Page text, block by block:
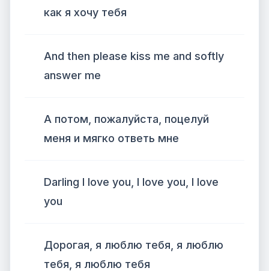
как я хочу тебя
And then please kiss me and softly
answer me
А потом, пожалуйста, поцелуй
меня и мягко ответь мне
Darling I love you, I love you, I love
you
Дорогая, я люблю тебя, я люблю
тебя, я люблю тебя